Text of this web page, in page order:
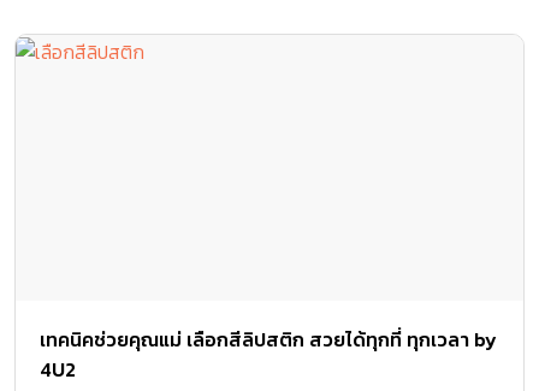
เทคนิคช่วยคุณแม่ เลือกสีลิปสติก สวยได้ทุกที่ ทุกเวลา by
4U2